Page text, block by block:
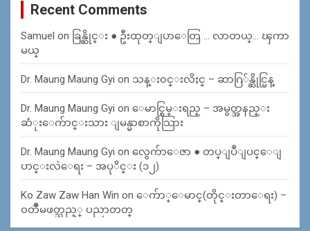
Recent Comments
Samuel on ခြန္ဆိုင္း ● ဦးထုတ္ျပာေတြ … လာတယ္… ၾကာ
မယ္
Dr. Maung Maung Gyi on သန္း၀င္းလိႈင္ – ဆာဂြ်န္ဆိုင္မြန္
Dr. Maung Maung Gyi on ေမာင္စြမ္းရည္ – အမွတ္အနည္း
ဆံုးေက်ာင္းသား ျမန္မာစာကိုသြား
Dr. Maung Maung Gyi on လွေက်ာေဇာ ● တပ္ျပဳျပင္ေျ
ပာင္းလဲေရး – အပုိင္း (၁၂)
Ko Zaw Zaw Han Win on ေက်ာ္ေမာင္(တိုင္းတာေရး) –
၀တၳဳမဖတ္သည့္ ပညာတတ္